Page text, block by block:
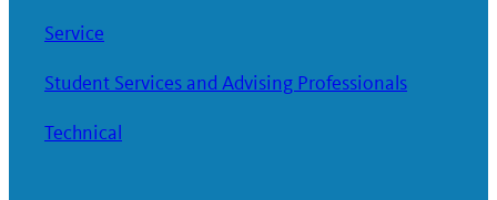
Service
Student Services and Advising Professionals
Technical